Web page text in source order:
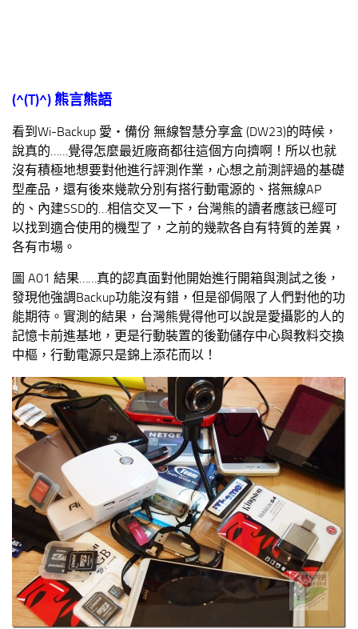
(^(T)^) 熊言熊語
看到Wi-Backup 愛‧備份 無線智慧分享盒 (DW23)的時候，
說真的……覺得怎麼最近廠商都往這個方向擠啊！所以也就
沒有積極地想要對他進行評測作業，心想之前測評過的基礎
型產品，還有後來幾款分別有搭行動電源的、搭無線AP
的、內建SSD的…相信交叉一下，台灣熊的讀者應該已經可
以找到適合使用的機型了，之前的幾款各自有特質的差異，
各有市場。
圖 A01 結果……真的認真面對他開始進行開箱與測試之後，
發現他強調Backup功能沒有錯，但是卻侷限了人們對他的功
能期待。實測的結果，台灣熊覺得他可以說是愛攝影的人的
記憶卡前進基地，更是行動裝置的後勤儲存中心與教料交換
中樞，行動電源只是錦上添花而以！